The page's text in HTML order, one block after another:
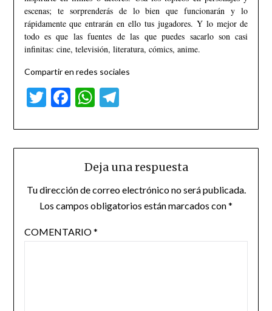
escenas; te sorprenderás de lo bien que funcionarán y lo
rápidamente que entrarán en ello tus jugadores. Y lo mejor de
todo es que las fuentes de las que puedes sacarlo son casi
infinitas: cine, televisión, literatura, cómics, anime.
Compartir en redes sociales
Twitter
Facebook
WhatsApp
Telegram
Deja una respuesta
Tu dirección de correo electrónico no será publicada.
Los campos obligatorios están marcados con*
COMENTARIO*